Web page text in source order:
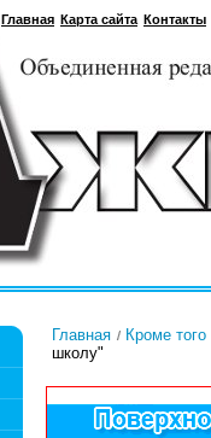
Главная Карта сайта Контакты
Главная Кроме того
школу"